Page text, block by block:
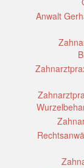
Anwalt